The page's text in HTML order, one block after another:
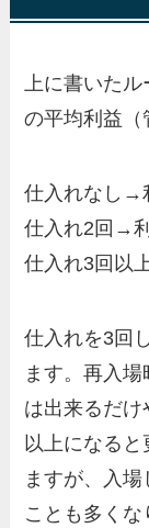
上に書いたル
の平均利益（
仕入れなし→
仕入れ2回→
仕入れ3回以
仕入れを3回
ます。再入
は出来るだけ
以上になる
ますが、入
ことも多く